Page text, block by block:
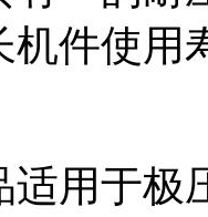
机件使用
适用于极